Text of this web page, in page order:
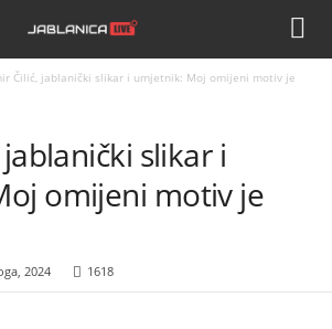
Čilić, jablanički slikar i umjetnik: Moj omijeni motiv je
slikar i
omijeni motiv je
2024 1618